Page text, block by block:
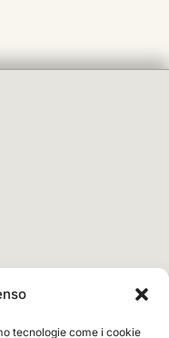
tecnologie come i cookie